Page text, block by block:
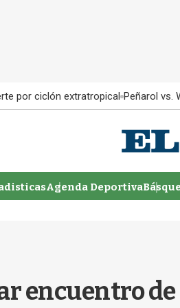
por ciclón extratropical Peñarol vs.
Agenda Deportiva
encuentro de